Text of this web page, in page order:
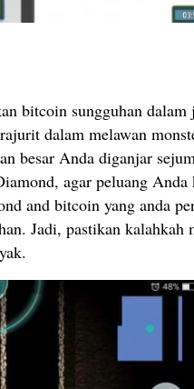
bitcoin sungguhan dalam
dalam melawan
besar Anda diganjar
agar peluang Anda
and bitcoin yang anda
Jadi, pastikan kalahkah